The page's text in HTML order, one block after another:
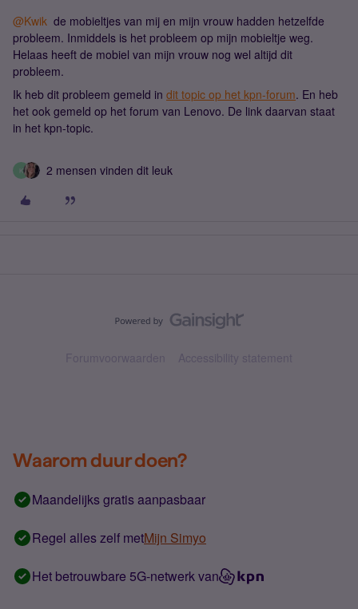
@Kwik de mobieltjes van mij en mijn vrouw hadden hetzelfde
probleem. Inmiddels is het probleem op mijn mobieltje weg.
Helaas heeft de mobiel van mijn vrouw nog wel altijd dit
probleem.
Ik heb dit probleem gemeld in dit topic op het kpn-forum. En heb
het ook gemeld op het forum van Lenovo. De link daarvan staat
in het kpn-topic.
K 2 mensen vinden dit leuk
Forumvoorwaarden Accessibility statement
Waarom duur doen?
Maandelijks gratis aanpasbaar
Regel alles zelf metMijn Simyo
Het betrouwbare 5G-netwerk van